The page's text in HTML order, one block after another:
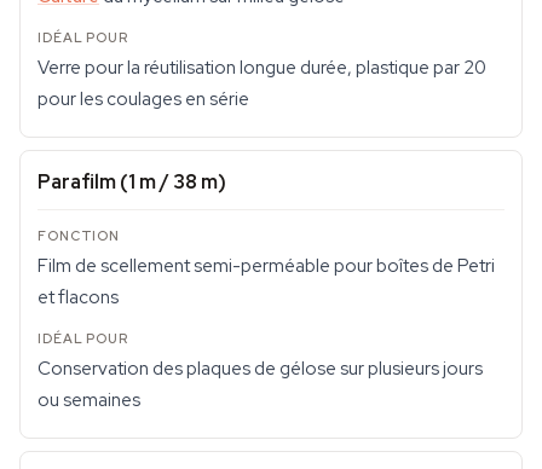
Verre pour la réutilisation longue durée, plastique par 20
pour les coulages en série
Parafilm (1 m / 38 m)
Film de scellement semi-perméable pour boîtes de Petri
et flacons
Conservation des plaques de gélose sur plusieurs jours
ou semaines